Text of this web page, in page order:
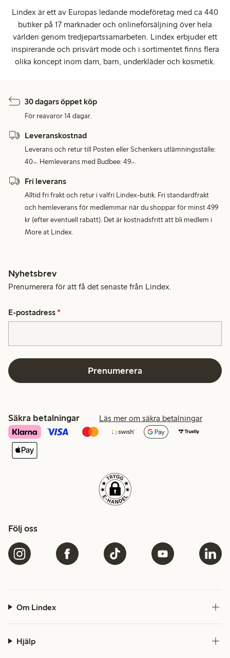
Lindex är ett av Europas ledande modeföretag med ca 440
butiker på 17 marknader och onlineförsäljning över hela
världen genom tredjepartssamarbeten. Lindex erbjuder ett
inspirerande och prisvärt mode och i sortimentet finns flera
olika koncept inom dam, barn, underkläder och kosmetik.
30 dagars öppet köp
För reavaror 14 dagar.
Leveranskostnad
Leverans och retur till Posten eller Schenkers utlämningsställe:
40:-. Hemleverans med Budbee: 49:-.
Fri leverans
Alltid fri frakt och retur i valfri Lindex-butik. Fri standardfrakt
och hemleverans för medlemmar när du shoppar för minst 499
kr (efter eventuell rabatt). Det är kostnadsfritt att bli medlem i
More at Lindex.
Nyhetsbrev
Prenumerera för att få det senaste från Lindex.
E-postadress *
Prenumerera
Säkra betalningar Läs mer om säkra betalningar
Följ oss
Om Lindex
Hjälp